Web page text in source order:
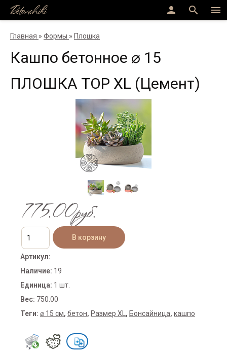
menu
search
person
Betonchiki
Главная » Формы » Плошка
Кашпо бетонное ⌀ 15
ПЛОШКА ТОР XL (Цемент)
775.00руб.
Артикул:
Наличие: 19
Единица: 1 шт.
Вес: 750.00
Теги: ⌀ 15 см, бетон, Размер XL , Бонсайница, кашпо